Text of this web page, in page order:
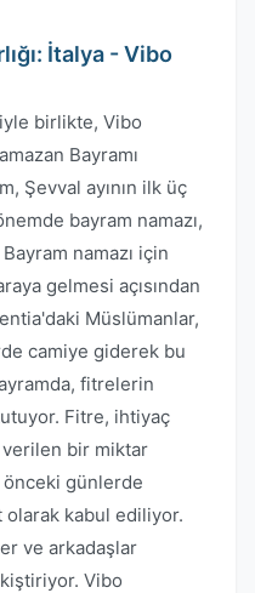
İtalya - Vibo
birlikte, Vibo
Bayramı
Şevval ayının ilk üç
bayram namazı,
namazı için
gelmesi açısından
Müslümanlar,
camiye giderek bu
fitrelerin
Fitre, ihtiyaç
verilen bir miktar
önceki günlerde
olarak kabul ediliyor.
ve arkadaşlar
Vibo